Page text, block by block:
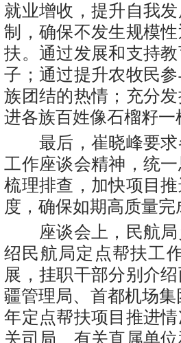
就业增收，提升自我
制，确保不发生规模
扶。通过发展和支持
子；通过提升农牧民
族团结的热情；充分
进各族百姓像石榴籽
最后，崔晓峰要求
工作座谈会精神，统
梳理排查，加快项目
度，确保如期高质量
座谈会上，民航局
绍民航局定点帮扶工
展，挂职干部分别介
疆管理局、首都机场
年定点帮扶项目推进
关司局、有关直属单